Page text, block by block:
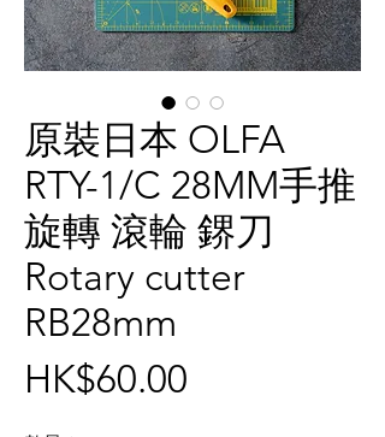
原裝日本 OLFA
RTY-1/C 28MM手推
旋轉 滾輪 鎅刀
Rotary cutter
RB28mm
HK$60.00